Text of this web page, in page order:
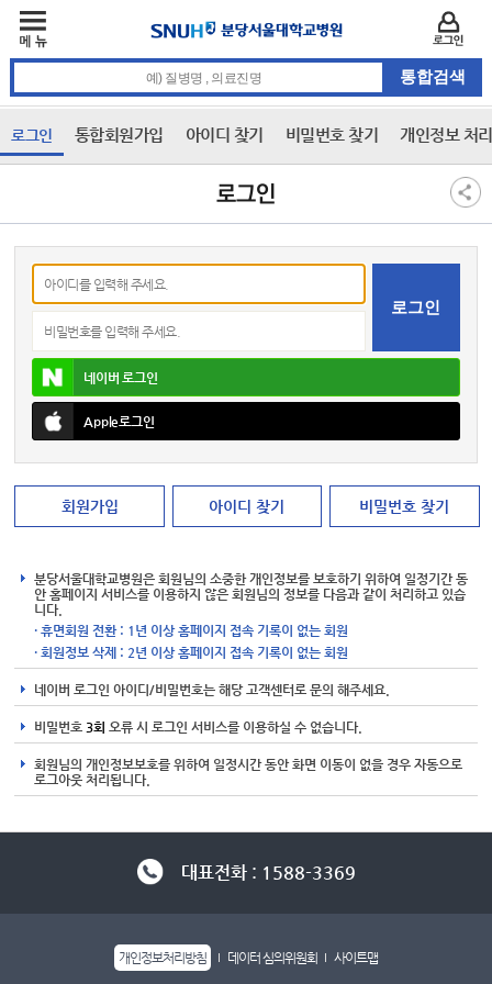
로그인 통합회원가입 아이디 찾기 비밀번호 찾기 개인정보 처
로그인
네이버로그인
Apple로그인
회원가입 아이디 찾기 비밀번호 찾기
분당서울대학교병원은 회원님의 소중한 개인정보를 보호하기 위하여 일정기간 동
안 홈페이지 서비스를 이용하지 않은 회원님의 정보를 다음과 같이 처리하고 있습
니다.
· 휴면회원 전환 : 1년 이상 홈페이지 접속 기록이 없는 회원
· 회원정보 삭제 : 2년 이상 홈페이지 접속 기록이 없는 회원
네이버 로그인 아이디/비밀번호는 해당 고객센터로 문의 해주세요.
비밀번호 3회 오류 시 로그인 서비스를 이용하실 수 없습니다.
회원님의 개인정보보호를 위하여 일정시간 동안 화면 이동이 없을 경우 자동으로
로그아웃 처리됩니다.
대표전화 : 1588-3369
개인정보처리방침 데이터 심의위원회 사이트맵